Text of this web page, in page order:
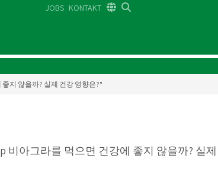
JOBS KONTAKT
지 않을까? 실제 건강 영향은?"
비아그라를 먹으면 건강에 좋지 않을까? 실